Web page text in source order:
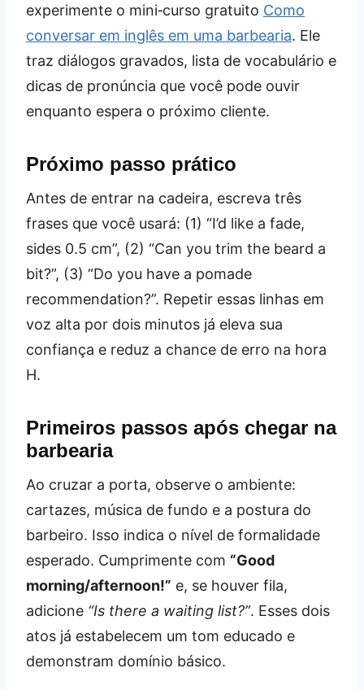
experimente o mini‑curso gratuito Como
conversar em inglês em uma barbearia. Ele
traz diálogos gravados, lista de vocabulário e
dicas de pronúncia que você pode ouvir
enquanto espera o próximo cliente.
Próximo passo prático
Antes de entrar na cadeira, escreva três
frases que você usará: (1) “I’d like a fade,
sides 0.5 cm”, (2) “Can you trim the beard a
bit?”, (3) “Do you have a pomade
recommendation?”. Repetir essas linhas em
voz alta por dois minutos já eleva sua
confiança e reduz a chance de erro na hora
H.
Primeiros passos após chegar na
barbearia
Ao cruzar a porta, observe o ambiente:
cartazes, música de fundo e a postura do
barbeiro. Isso indica o nível de formalidade
esperado. Cumprimente com “Good
morning/afternoon!” e, se houver fila,
adicione “Is there a waiting list?”. Esses dois
atos já estabelecem um tom educado e
demonstram domínio básico.